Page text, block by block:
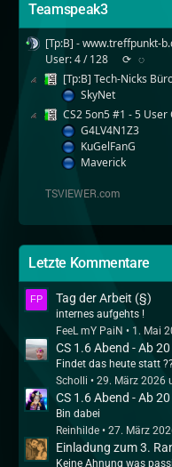
Teamspeak3
[Tp:B] - www.treffpunkt-
User: 4 / 128
⟳ ◌
[Tp:B] Tech-Nicks
SkyNet
CS2 5on5 #1 - 5 User
G4LV4N1Z3
KuGelFanG
Maverick
Letzte Kommentare
Tag der Arbeit (§)
internes aufgehts !
FeeL mY PaiN
1. Mai
CS 1.6 Abend - Ab
Findet das heute statt
Scholli
29. März 2026
CS 1.6 Abend - Ab
Bin dabei
Reinhilde
27. März
Einladung zum 3.
Keine Ahnung was